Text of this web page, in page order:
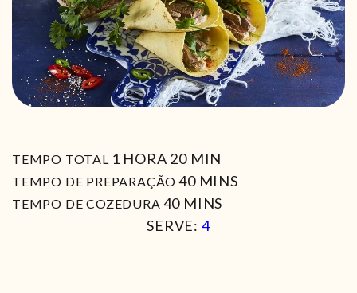
TEMPO TOTAL 1 HORA
HORA 20MIN
MIN
TEMPO DE PREPARAÇÃO 40MIN
MINS
TEMPO DE COZEDURA 40MIN
MINS
SERVE: 4